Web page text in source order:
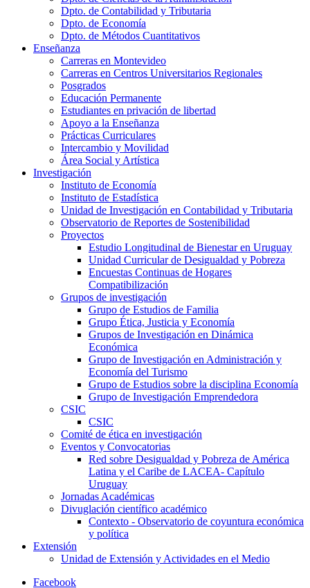
Dpto. de Contabilidad y Tributaria
Dpto. de Economía
Dpto. de Métodos Cuantitativos
Enseñanza
Carreras en Montevideo
Carreras en Centros Universitarios Regionales
Posgrados
Educación Permanente
Estudiantes en privación de libertad
Apoyo a la Enseñanza
Prácticas Curriculares
Intercambio y Movilidad
Área Social y Artística
Investigación
Instituto de Economía
Instituto de Estadística
Unidad de Investigación en Contabilidad y Tributaria
Observatorio de Reportes de Sostenibilidad
Proyectos
Estudio Longitudinal de Bienestar en Uruguay
Unidad Curricular de Desigualdad y Pobreza
Encuestas Continuas de Hogares
Compatibilización
Grupos de investigación
Grupo de Estudios de Familia
Grupo Ética, Justicia y Economía
Grupos de Investigación en Dinámica
Económica
Grupo de Investigación en Administración y
Economía del Turismo
Grupo de Estudios sobre la disciplina Economía
Grupo de Investigación Emprendedora
CSIC
CSIC
Comité de ética en investigación
Eventos y Convocatorias
Red sobre Desigualdad y Pobreza de América
Latina y el Caribe de LACEA- Capítulo
Uruguay
Jornadas Académicas
Divuglación científico académico
Contexto - Observatorio de coyuntura económica
y política
Extensión
Unidad de Extensión y Actividades en el Medio
Facebook